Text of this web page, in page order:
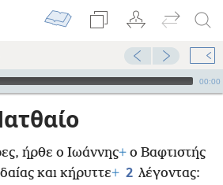
00:00
ήρθε ο Ιωάννης+ ο Βαφτιστής
και κήρυττε+ 2 λέγοντας: